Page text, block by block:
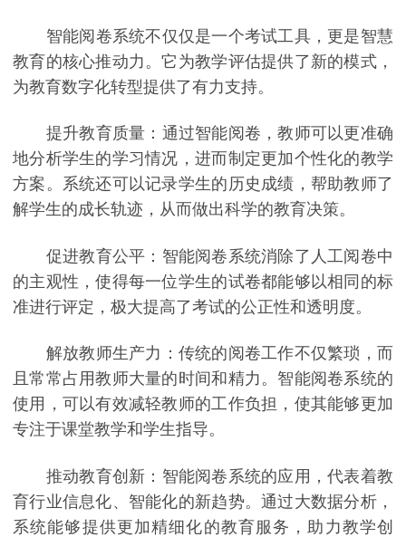
智能阅卷系统不仅仅是一个考试工具，更是智慧
教育的核心推动力。它为教学评估提供了新的模式，
为教育数字化转型提供了有力支持。
提升教育质量：通过智能阅卷，教师可以更准确
地分析学生的学习情况，进而制定更加个性化的教学
方案。系统还可以记录学生的历史成绩，帮助教师了
解学生的成长轨迹，从而做出科学的教育决策。
促进教育公平：智能阅卷系统消除了人工阅卷中
的主观性，使得每一位学生的试卷都能够以相同的标
准进行评定，极大提高了考试的公正性和透明度。
解放教师生产力：传统的阅卷工作不仅繁琐，而
且常常占用教师大量的时间和精力。智能阅卷系统的
使用，可以有效减轻教师的工作负担，使其能够更加
专注于课堂教学和学生指导。
推动教育创新：智能阅卷系统的应用，代表着教
育行业信息化、智能化的新趋势。通过大数据分析，
系统能够提供更加精细化的教育服务，助力教学创